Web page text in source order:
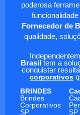
poderosa
Fornecedor de
qualidade,
Brasil tem a
conquistar
corporativos
BRINDES
Brindes
Corporativos
SP
SP